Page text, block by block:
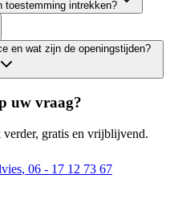
toestemming intrekken?
en wat zijn de openingstijden?
uw vraag?
gratis en vrijblijvend.
, 06 - 17 12 73 67